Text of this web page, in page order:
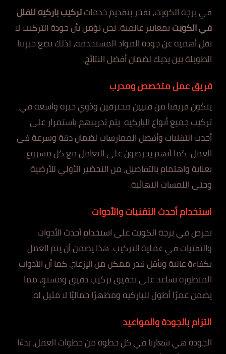
في برجة الكويت، نفخر بتقديم خدماتتركيب باركيه للفلل
في الكويتبمعايير عالمية. نحن نؤمن بأن جودة التركيب لا
تقل أهمية عن جودة المواد المستخدمة، لذلك نضع خبرتنا
الطويلة بين يديك لضمان أفضل النتائج.
فريق عمل متخصص ومدرب
يتكون فريقنا من فنيين محترفين وذوي خبرة واسعة في
تركيب جميع أنواع الباركيه. يتم تدريبهم باستمرار على
أحدث التقنيات وأفضل الممارسات لضمان دقة وسرعة في
العمل. كما أنهم يحرصون على التعامل مع كل مشروع
بعناية واهتمام بالتفاصيل، من التحضير الأولي للأرضية
وحتى اللمسات النهائية.
استخدام أحدث التقنيات والأدوات
نحرص في برجة الكويت على استخدام أحدث الأدوات
والتقنيات في عملية التركيب. هذا يضمن أن يتم العمل
بكفاءة عالية وبأقل قدر ممكن من الإزعاج. كما أن الأدوات
المتطورة تساعد على تحقيق تركيب دقيق ومستوٍ، مما
يضمن عمرًا أطول للباركيه ومظهرًا جماليًا لا مثيل له.
التزام بالجودة والمواعيد
الجودة هي شعارنا في كل خطوة من خطوات العمل، بدءًا